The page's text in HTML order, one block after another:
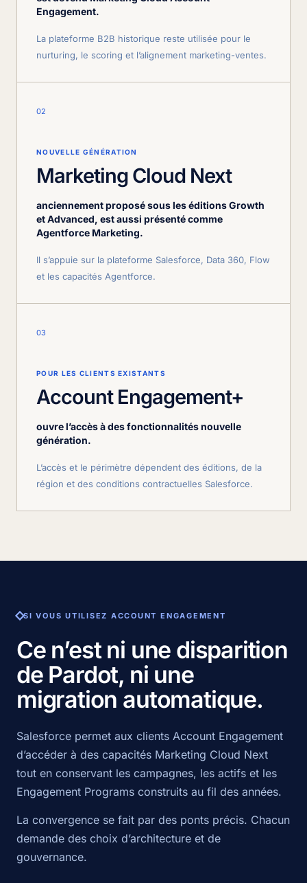
Engagement.
La plateforme B2B historique reste utilisée pour le
nurturing, le scoring et l’alignement marketing-ventes.
02
NOUVELLE GÉNÉRATION
Marketing Cloud Next
anciennement proposé sous les éditions Growth
et Advanced, est aussi présenté comme
Agentforce Marketing.
Il s’appuie sur la plateforme Salesforce, Data 360, Flow
et les capacités Agentforce.
03
POUR LES CLIENTS EXISTANTS
Account Engagement+
ouvre l’accès à des fonctionnalités nouvelle
génération.
L’accès et le périmètre dépendent des éditions, de la
région et des conditions contractuelles Salesforce.
SI VOUS UTILISEZ ACCOUNT ENGAGEMENT
Ce n’est ni une disparition
de Pardot, ni une
migration automatique.
Salesforce permet aux clients Account Engagement
d’accéder à des capacités Marketing Cloud Next
tout en conservant les campagnes, les actifs et les
Engagement Programs construits au fil des années.
La convergence se fait par des ponts précis. Chacun
demande des choix d’architecture et de
gouvernance.